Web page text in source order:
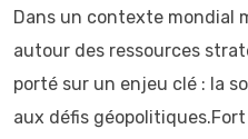
Dans un contexte mondial
autour des ressources
porté sur un enjeu clé : la
aux défis